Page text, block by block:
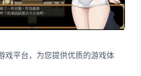
戏平台，为您提供优质的游戏体